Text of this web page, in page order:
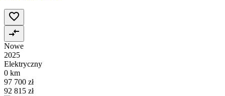
Nowe
2025
Elektryczny
0 km
97 700 zł
92 815 zł